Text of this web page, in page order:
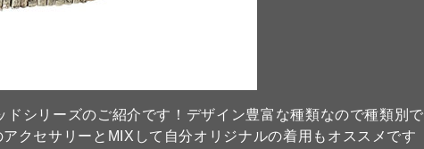
シリーズのご紹介です！デザイン豊富な種類なので種類別で
クセサリーとMIXして自分オリジナルの着用もオススメです